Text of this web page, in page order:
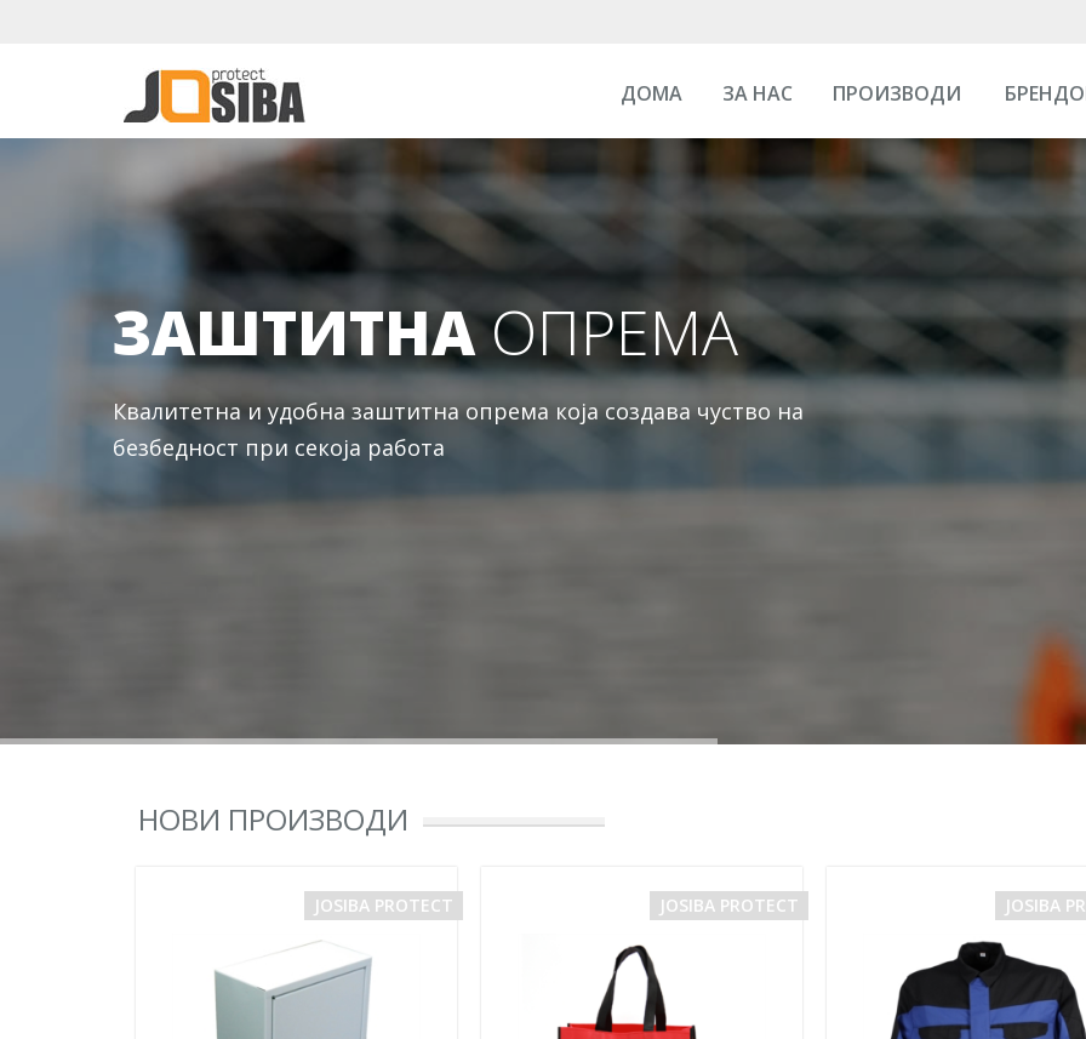
ДОМА ЗА НАС ПРОИЗВОДИ
ЗАШТИТНАОПРЕМА
Квалитетна и удобна заштитна опрема која создава чуство на
безбедност при секоја работа
НОВИ ПРОИЗВОДИ
JOSIBA PROTECT JOSIBA PROTECT JOSIBA